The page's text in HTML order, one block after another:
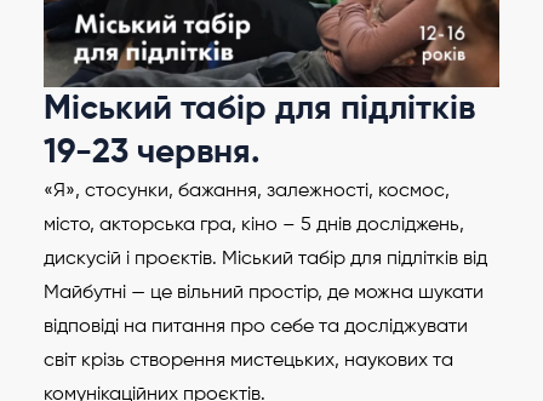
Міський табір для підлітків
19-23 червня.
«Я», стосунки, бажання, залежності, космос,
місто, акторська гра, кіно – 5 днів досліджень,
дискусій і проєктів. Міський табір для підлітків від
Майбутні — це вільний простір, де можна шукати
відповіді на питання про себе та досліджувати
світ крізь створення мистецьких, наукових та
комунікаційних проєктів.